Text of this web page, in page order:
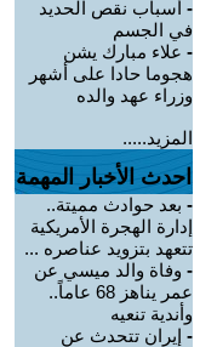
- أسباب نقص الحديد
في الجسم
- علاء مبارك يشن
هجوما حادا على أشهر
وزراء عهد والده
المزيد.....
احدث الأخبار المهمة
- بعد حوادث مميتة..
إدارة الهجرة الأمريكية
تتعهد بتزويد عناصره ...
- وفاة والد ميسي عن
عمر يناهز 68 عاماً..
وأندية تنعيه
- إيران تتحدث عن